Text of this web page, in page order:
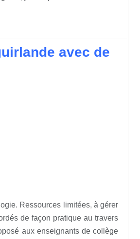
avec de
Ressources limitées, à gérer
de façon pratique au travers
aux enseignants de collège